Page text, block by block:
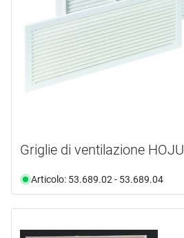
Griglie di ventilazione HOJU
Articolo: 53.689.02 - 53.689.04